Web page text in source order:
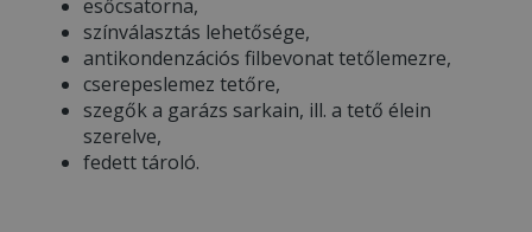
esőcsatorna,
színválasztás lehetősége,
antikondenzációs filbevonat tetőlemezre,
cserepeslemez tetőre,
szegők a garázs sarkain, ill. a tető élein
szerelve,
fedett tároló.